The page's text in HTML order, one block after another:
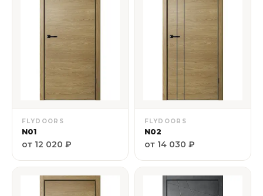
FLYDOORS
N01
от 12 020 ₽
FLYDOORS
N02
от 14 030 ₽